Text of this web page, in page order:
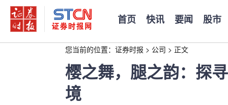
首页 快讯 要闻 股市
您当前的位置： 证券时报 > 公司 > 正文
樱之舞，腿之韵：探
境